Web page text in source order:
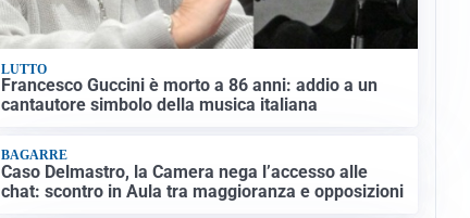
LUTTO
Francesco Guccini è morto a 86 anni: addio a un
cantautore simbolo della musica italiana
BAGARRE
Caso Delmastro, la Camera nega l’accesso alle
chat: scontro in Aula tra maggioranza e opposizioni